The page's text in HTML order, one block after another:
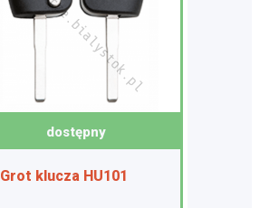
dostępny
Grot klucza HU101